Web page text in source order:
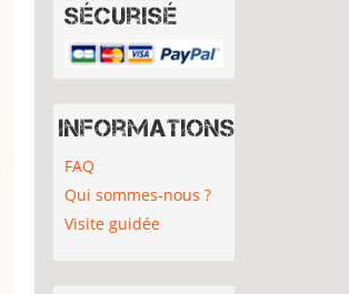
sécurisé
Informations
FAQ
Qui sommes-nous ?
Visite guidée